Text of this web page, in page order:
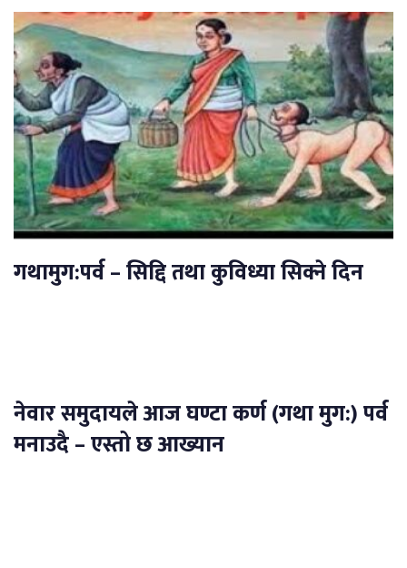
गथामुग:पर्व – सिद्दि तथा कुविध्या सिक्ने दिन
नेवार समुदायले आज घण्टा कर्ण (गथा मुग:) पर्व
मनाउदै – एस्तो छ आख्यान